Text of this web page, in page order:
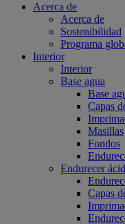
Acerca de
Acerca de
Sostenibilidad
Programa
Interior
Interior
Base agua
Base
Capas
Masillas
Fondos
Endurecer
Capas